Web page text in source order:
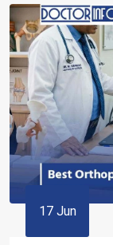
17 Jun